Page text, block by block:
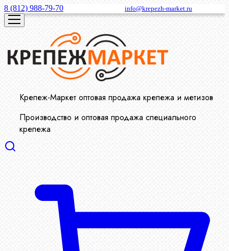
8 (812) 988-79-70 info@krepezh-market.ru
Крепеж-Маркет оптовая продажа крепежа и метизов
Производство и оптовая продажа специального
крепежа